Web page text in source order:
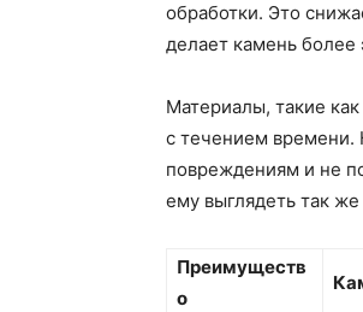
обработки. Это
делает камень
Материалы, такие
с течением времени.
повреждениям и не
ему выглядеть так же
Преимуществ
о